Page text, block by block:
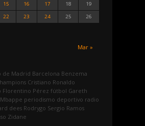
Mar »
15 16 17 18
19
22 23 24 25
26
de Madrid Barcelona Benzema
Cristiano Ronaldo
Florentino Pérez fútbol Gareth
Mbappe periodismo deportivo radio
dees Rodrygo Sergio Ramos
Zidane